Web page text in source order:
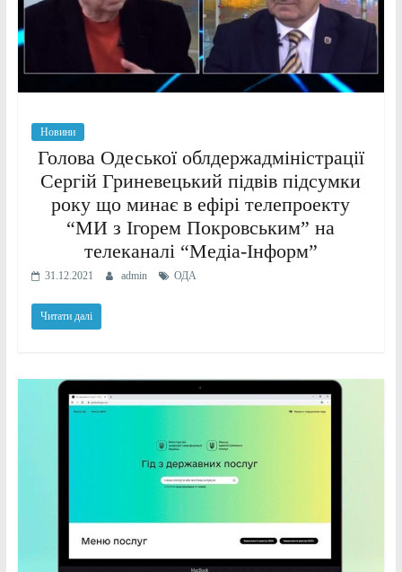
Новини
Голова Одеської облдержадміністрації
Сергій Гриневецький підвів підсумки
року що минає в ефірі телепроекту
“МИ з Ігорем Покровським” на
телеканалі “Медіа-Інформ”
31.12.2021 admin ОДА
Читати далі